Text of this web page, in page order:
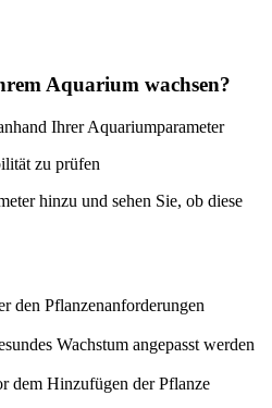
Aquarium wachsen?
Ihrer Aquariumparameter
zu prüfen
hinzu und sehen Sie, ob diese
den Pflanzenanforderungen
Wachstum angepasst werden
dem Hinzufügen der Pflanze